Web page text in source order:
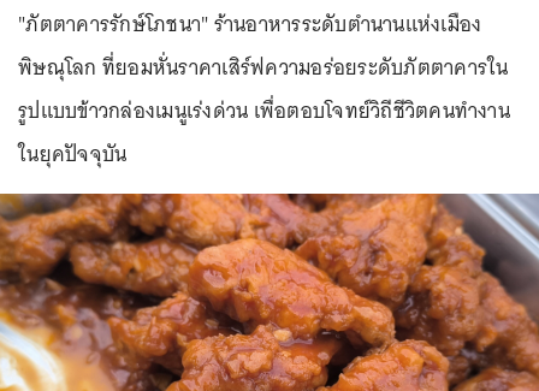
"ภัตตาคารรักษ์โภชนา" ร้านอาหารระดับตำนานแห่งเมือง
พิษณุโลก ที่ยอมหั่นราคาเสิร์ฟความอร่อยระดับภัตตาคารใน
รูปแบบข้าวกล่องเมนูเร่งด่วน เพื่อตอบโจทย์วิถีชีวิตคนทำงาน
ในยุคปัจจุบัน